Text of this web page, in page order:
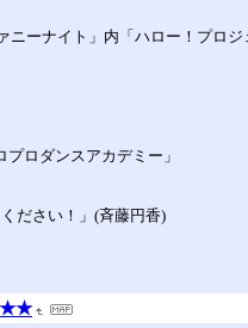
ーナイト」内「ハロー！プロ
ロダンスアカデミー」
ださい！」(斉藤円香)